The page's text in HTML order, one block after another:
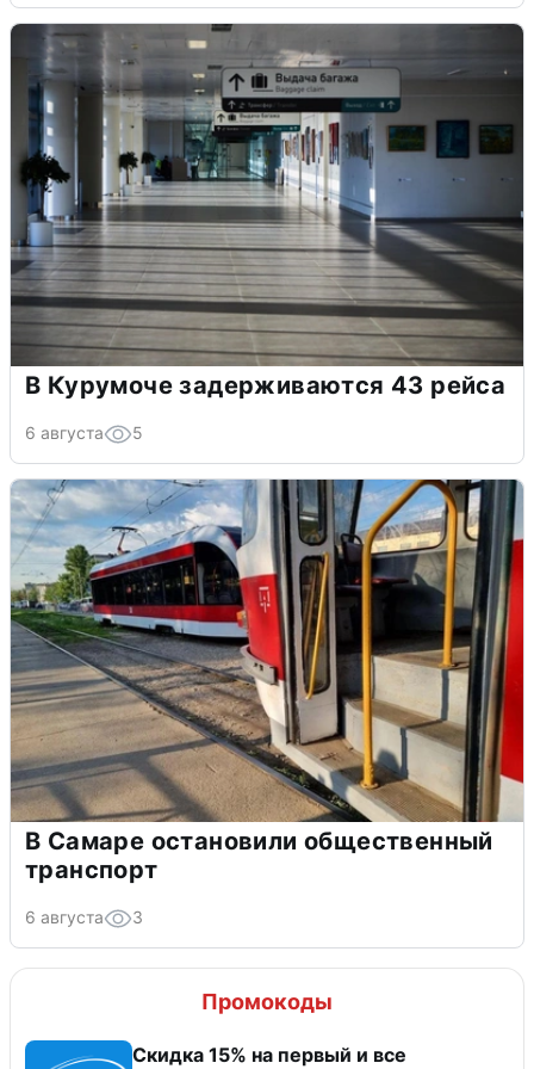
В Курумоче задерживаются 43 рейса
6 августа 5
В Самаре остановили общественный
транспорт
6 августа 3
Промокоды
Скидка 15% на первый и все